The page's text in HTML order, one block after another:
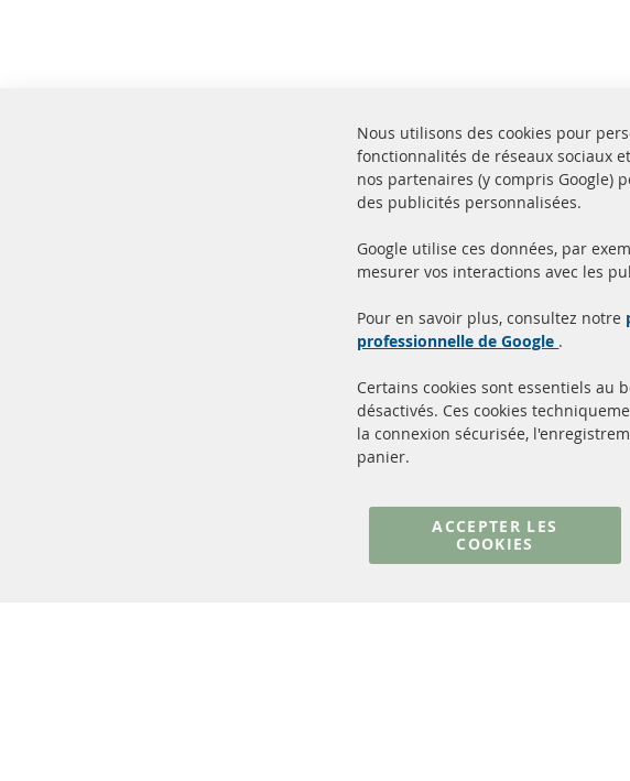
Livraison en 24 heures
Produits en stock
Quick Links
Filtres à
Matériel de
Nous utilisons des cookies pour
fonctionnalités de réseaux sociaux
nos partenaires (y compris Google)
des publicités personnalisées.
Google utilise ces données, par
mesurer vos interactions avec les
Pour en savoir plus, consultez notre
professionnelle de Google .
Certains cookies sont essentiels au
désactivés. Ces cookies
la connexion sécurisée,
panier.
ACCEPTER LES
COOKIES